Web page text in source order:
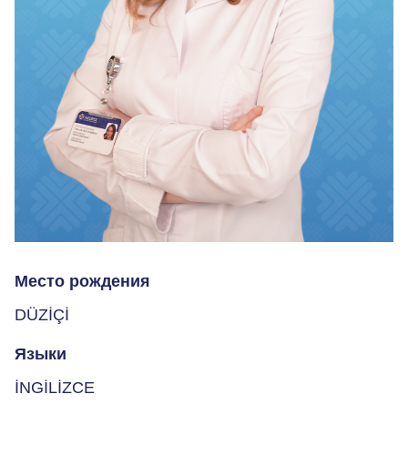
Место рождения
DÜZİÇİ
Языки
İNGİLİZCE